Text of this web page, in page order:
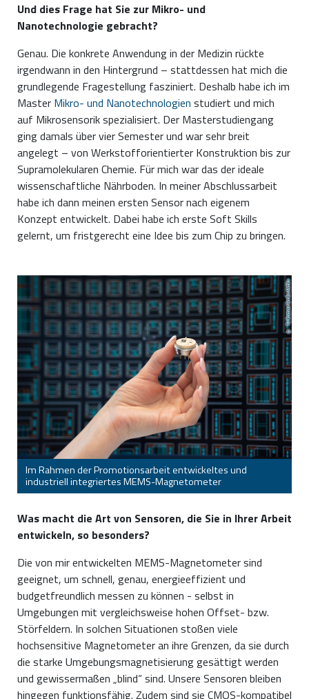
Und dies Frage hat Sie zur Mikro- und
Nanotechnologie gebracht?
Genau. Die konkrete Anwendung in der Medizin rückte
irgendwann in den Hintergrund – stattdessen hat mich die
grundlegende Fragestellung fasziniert. Deshalb habe ich im
Master Mikro- und Nanotechnologien studiert und mich
auf Mikrosensorik spezialisiert. Der Masterstudiengang
ging damals über vier Semester und war sehr breit
angelegt – von Werkstofforientierter Konstruktion bis zur
Supramolekularen Chemie. Für mich war das der ideale
wissenschaftliche Nährboden. In meiner Abschlussarbeit
habe ich dann meinen ersten Sensor nach eigenem
Konzept entwickelt. Dabei habe ich erste Soft Skills
gelernt, um fristgerecht eine Idee bis zum Chip zu bringen.
Im Rahmen der Promotionsarbeit entwickeltes und
industriell integriertes MEMS-Magnetometer
TU Ilmenau/Annika Mehlis
Was macht die Art von Sensoren, die Sie in Ihrer Arbeit
entwickeln, so besonders?
Die von mir entwickelten MEMS-Magnetometer sind
geeignet, um schnell, genau, energieeffizient und
budgetfreundlich messen zu können - selbst in
Umgebungen mit vergleichsweise hohen Offset- bzw.
Störfeldern. In solchen Situationen stoßen viele
hochsensitive Magnetometer an ihre Grenzen, da sie durch
die starke Umgebungsmagnetisierung gesättigt werden
und gewissermaßen „blind“ sind. Unsere Sensoren bleiben
hingegen funktionsfähig. Zudem sind sie CMOS-kompatibel